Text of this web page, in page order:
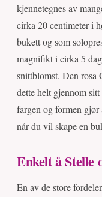
kjennetegnes av
cirka 20 centimeter i
bukett og som
magnifikt i cirka 5
snittblomst. Den rosa
dette helt gjennom
fargen og formen
når du vil skape en
Enkelt å Stelle
En av de store